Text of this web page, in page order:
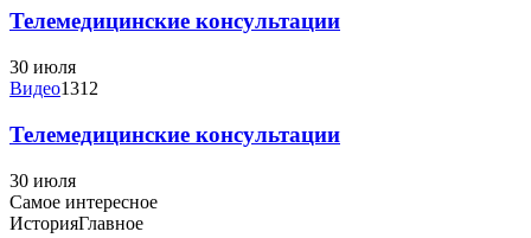
Телемедицинские консультации
30 июля
Видео1312
Телемедицинские консультации
30 июля
Самое интересное
ИсторияГлавное